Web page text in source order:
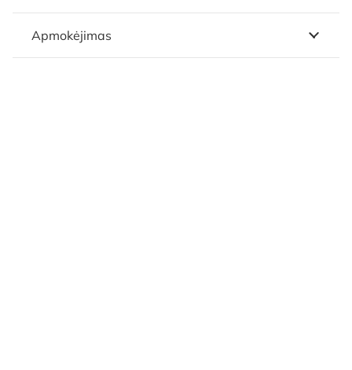
Apmokėjimas